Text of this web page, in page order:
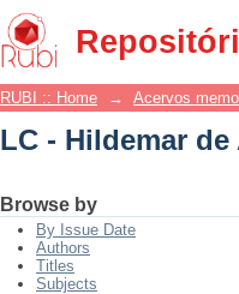
LC - Hildemar de
RUBI :: Home → Acervos
LC - Hildemar
Browse by
By Issue Date
Authors
Titles
Subjects